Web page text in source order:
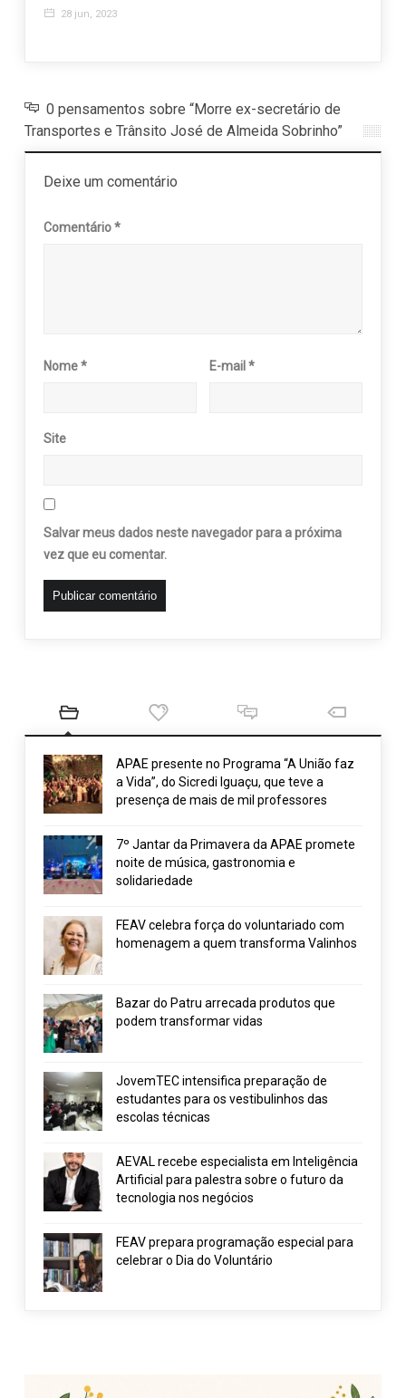
28 jun, 2023
0 pensamentos sobre “Morre ex-secretário de
Transportes e Trânsito José de Almeida Sobrinho”
Deixe um comentário
Comentário*
Nome* E-mail*
Site
Salvar meus dados neste navegador para a próxima
vez que eu comentar.
APAE presente no Programa “A União faz
a Vida”, do Sicredi Iguaçu, que teve a
presença de mais de mil professores
7º Jantar da Primavera da APAE promete
noite de música, gastronomia e
solidariedade
FEAV celebra força do voluntariado com
homenagem a quem transforma Valinhos
Bazar do Patru arrecada produtos que
podem transformar vidas
JovemTEC intensifica preparação de
estudantes para os vestibulinhos das
escolas técnicas
AEVAL recebe especialista em Inteligência
Artificial para palestra sobre o futuro da
tecnologia nos negócios
FEAV prepara programação especial para
celebrar o Dia do Voluntário